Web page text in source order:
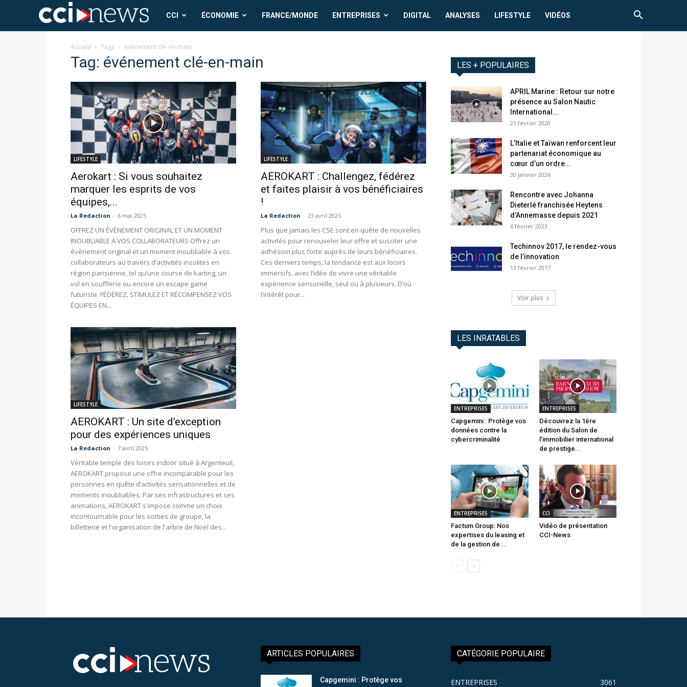
CCI
News
CCI ÉCONOMIE FRANCE/MONDE ENTREPRISES DIGITAL ANALYSES LIFESTYLE VIDÉOS
Accueil Tags événement clé-en-main
Tag: événement clé-en-main
LIFESTYLE
Aerokart : Si vous souhaitez
marquer les esprits de vos
équipes,...
La Redaction - 6 mai 2025
OFFREZ UN ÉVÈNEMENT ORIGINAL ET UN MOMENT
INOUBLIABLE À VOS COLLABORATEURS Offrez un
évènement original et un moment inoubliable à vos
collaborateurs au travers d’activités insolites en
région parisienne, tel qu’une course de karting, un
vol en soufflerie ou encore un escape game
futuriste. FÉDÉREZ, STIMULEZ ET RÉCOMPENSEZ VOS
ÉQUIPES EN...
LIFESTYLE
AEROKART : Challengez, fédérez
et faites plaisir à vos bénéficiaires
!
La Redaction - 23 avril 2025
Plus que jamais les CSE sont en quête de nouvelles
activités pour renouveler leur offre et susciter une
adhésion plus forte auprès de leurs bénéficiaires.
Ces derniers temps, la tendance est aux loisirs
immersifs, avec l’idée de vivre une véritable
expérience sensorielle, seul ou à plusieurs. D’où
l’intérêt pour...
LIFESTYLE
AEROKART : Un site d’exception
pour des expériences uniques
La Redaction - 7 avril 2025
Véritable temple des loisirs indoor situé à Argenteuil,
AEROKART propose une offre incomparable pour les
personnes en quête d’activités sensationnelles et de
moments inoubliables. Par ses infrastructures et ses
animations, AEROKART s'impose comme un choix
incontournable pour les sorties de groupe, la
billetterie et l'organisation de l'arbre de Noël des...
LES + POPULAIRES
APRIL Marine : Retour sur notre
présence au Salon Nautic
International...
21 février 2020
L’Italie et Taïwan renforcent leur
partenariat économique au
cœur d’un ordre...
30 janvier 2026
Rencontre avec Johanna
Dieterlé franchisée Heytens
d’Annemasse depuis 2021
6 février 2023
Techinnov 2017, le rendez-vous
de l’innovation
13 février 2017
Voir plus
LES INRATABLES
ENTREPRISES
Capgemini : Protège vos
données contre la
cybercriminalité
ENTREPRISES
Découvrez la 1ère
édition du Salon de
l’immobilier international
de prestige...
ENTREPRISES
Factum Group: Nos
expertises du leasing et
de la gestion de...
CCI
Vidéo de présentation
CCI-News
ARTICLES POPULAIRES
Capgemini : Protège vos
CATÉGORIE POPULAIRE
ENTREPRISES 3061